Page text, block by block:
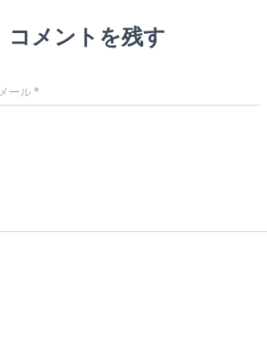
コメントを残す
メール*